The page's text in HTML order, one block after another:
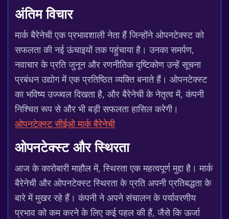
अंतिम विचार
मार्क बैरेनेची एक प्रभावशाली नेता हैं जिन्होंने ओपनटेक्स्ट को
सफलता की नई ऊंचाइयों तक पहुंचाया है। उनका समर्पण,
नवाचार के प्रति जुनून और रणनीतिक दृष्टिकोण उन्हें सूचना
प्रबंधन उद्योग में एक प्रतिष्ठित व्यक्ति बनाते हैं। ओपनटेक्स्ट
का भविष्य उज्ज्वल दिखता है, और बैरेनेची के नेतृत्व में, कंपनी
निश्चित रूप से और भी बड़ी सफलता हासिल करेगी।
ओपनटेक्स्ट सीईओ मार्क बैरेनेची
ओपनटेक्स्ट और स्थिरता
आज के कारोबारी माहौल में, स्थिरता एक महत्वपूर्ण मुद्दा है। मार्क
बैरेनेची और ओपनटेक्स्ट स्थिरता के प्रति अपनी प्रतिबद्धता के
बारे में मुखर रहे हैं। कंपनी ने अपने संचालन के पर्यावरणीय
प्रभाव को कम करने के लिए कई पहल की हैं, जैसे कि ऊर्जा